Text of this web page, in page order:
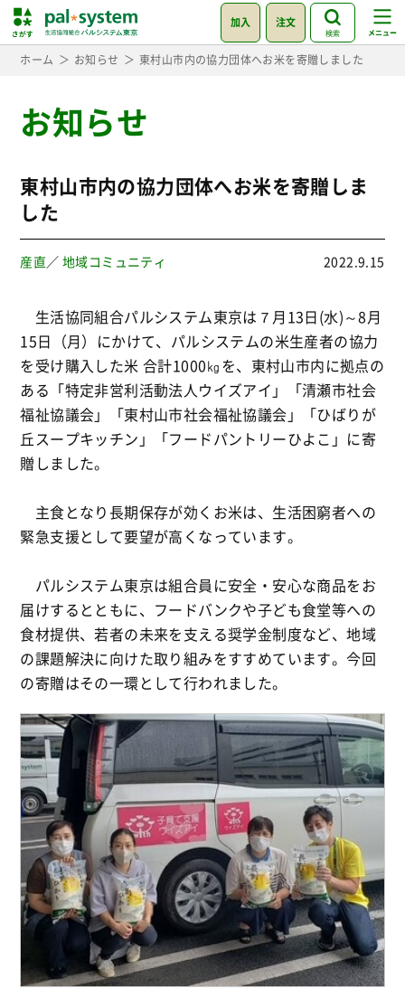
加入 注文
検索
ホーム お知らせ 東村山市内の協力団体へお米を寄贈しました
お知らせ
東村山市内の協力団体へお米を寄贈しま
した
産直／地域コミュニティ 2022.9.15
生活協同組合パルシステム東京は７月13日(水)～8月
15日（月）にかけて、パルシステムの米生産者の協力
を受け購入した米 合計1000㎏を、東村山市内に拠点の
ある「特定非営利活動法人ウイズアイ」「清瀬市社会
福祉協議会」「東村山市社会福祉協議会」「ひばりが
丘スープキッチン」「フードパントリーひよこ」に寄
贈しました。
主食となり長期保存が効くお米は、生活困窮者への
緊急支援として要望が高くなっています。
パルシステム東京は組合員に安全・安心な商品をお
届けするとともに、フードバンクや子ども食堂等への
食材提供、若者の未来を支える奨学金制度など、地域
の課題解決に向けた取り組みをすすめています。今回
の寄贈はその一環として行われました。